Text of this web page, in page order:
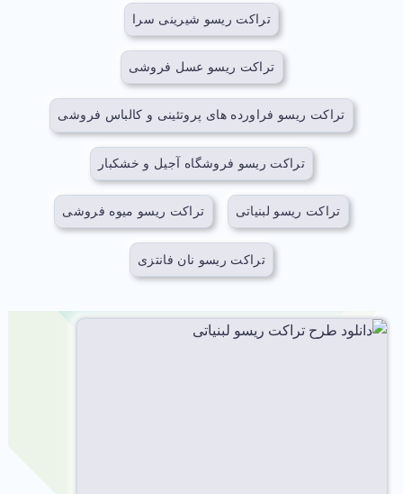
تراکت ریسو شیرینی سرا
تراکت ریسو عسل فروشی
تراکت ریسو فراورده های پروتئینی و کالباس فروشی
تراکت ریسو فروشگاه آجیل و خشکبار
تراکت ریسو لبنیاتی تراکت ریسو میوه فروشی
تراکت ریسو نان فانتزی